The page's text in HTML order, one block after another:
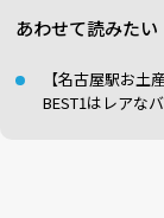
あわせて読みたい
【名古屋駅お
BEST1はレアな